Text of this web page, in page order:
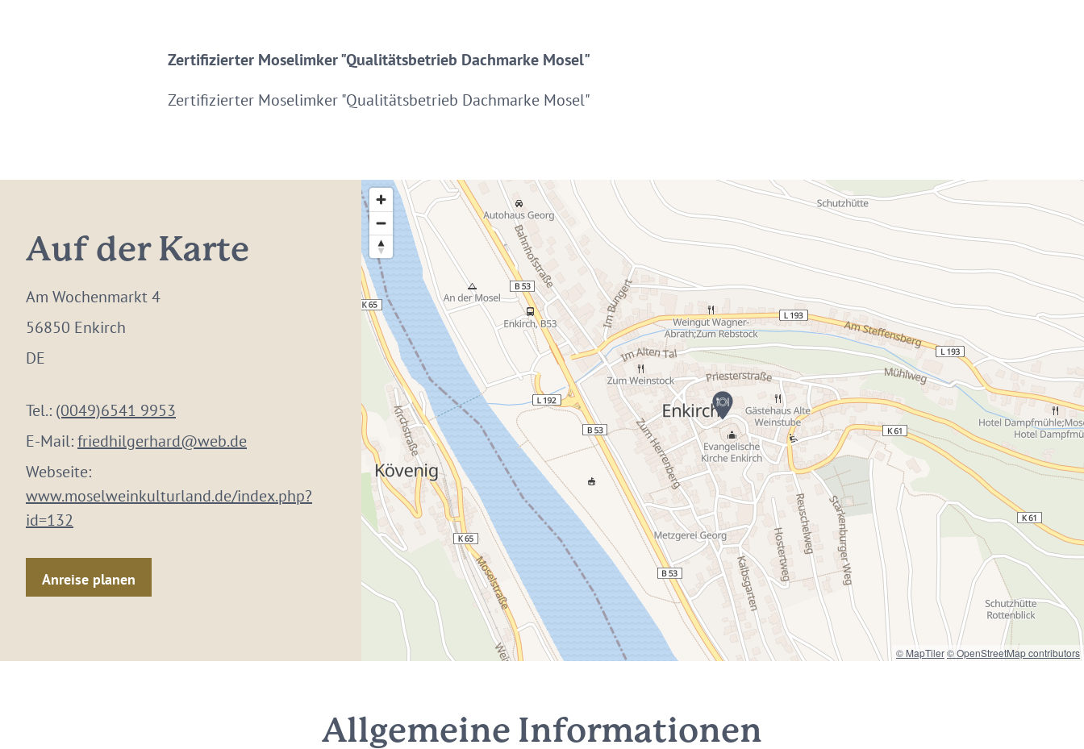
Zertifizierter Moselimker "Qualitätsbetrieb Dachmarke Mosel"
Zertifizierter Moselimker "Qualitätsbetrieb Dachmarke Mosel"
Auf der Karte
Am Wochenmarkt 4
56850 Enkirch
DE
Tel.: (0049)6541 9953
E-Mail:friedhilgerhard@web.de
Webseite:
www.moselweinkulturland.de/index.php?
id=132
Anreise planen
© MapTiler© OpenStreetMap contributors
Allgemeine Informationen